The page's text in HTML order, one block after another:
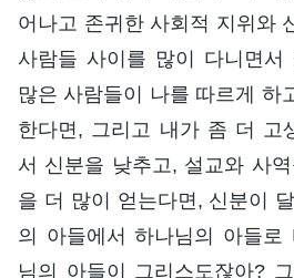
어나고 존귀한 사회적 지위와
사람들 사이를 많이 다니면
많은 사람들이 나를 따르게 하
한다면, 그리고 내가 좀 더 고
서 신분을 낮추고, 설교와 사
을 더 많이 얻는다면, 신분이
의 아들에서 하나님의 아들로
님의 아들이 그리스도잖아?